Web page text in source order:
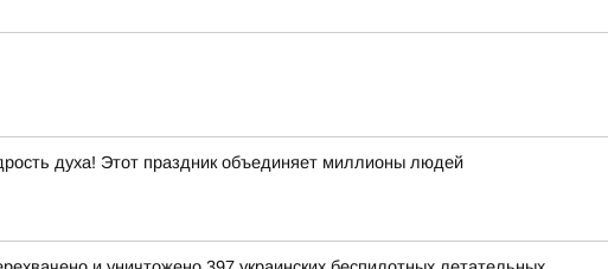
духа! Этот праздник объединяет миллионы людей